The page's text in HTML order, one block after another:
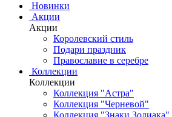
Новинки
Акции
Акции
Королевский стиль
Подари праздник
Православие в серебре
Коллекции
Коллекции
Коллекция "Астра"
Коллекция "Черневой"
Коллекция "Знаки Зодиака"